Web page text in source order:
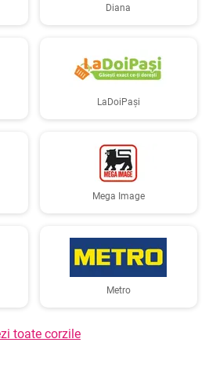
Diana
LaDoiPași
Mega Image
Metro
toate corzile